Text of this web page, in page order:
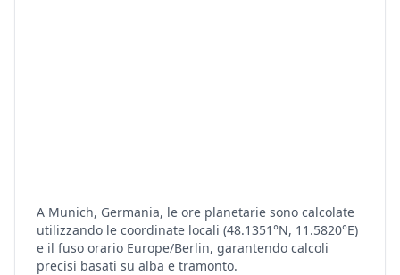
A Munich, Germania, le ore planetarie sono calcolate
utilizzando le coordinate locali (48.1351°N, 11.5820°E)
e il fuso orario Europe/Berlin, garantendo calcoli
precisi basati su alba e tramonto.